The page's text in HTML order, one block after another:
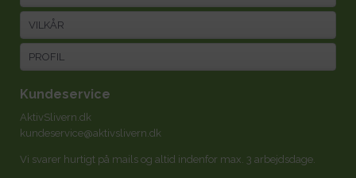
VILKÅR
PROFIL
Kundeservice
AktivSlivern.dk
kundeservice@aktivslivern.dk
Vi svarer hurtigt på mails og altid indenfor max. 3 arbejdsdage.